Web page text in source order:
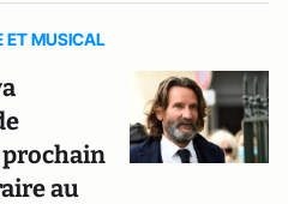
ET MUSICAL
au